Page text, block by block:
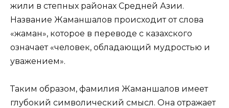
жили в степных районах Средней Азии.
Название Жаманшалов происходит от слова
«жаман», которое в переводе с казахского
означает «человек, обладающий мудростью и
уважением».
Таким образом, фамилия Жаманшалов имеет
глубокий символический смысл. Она отражает